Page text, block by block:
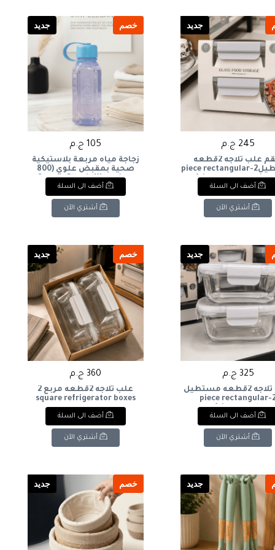
جديد
245 ج.م
طقم علب ثلاجه 2قطعه
مستطيل2-piece rectangular
refrigerator container
أضف الى السلة
أشتري الآن
خصم جديد
105 ج.م
زجاجة مياه مربعة بلاستيكية
صحية بمقبض علوي (800
مل)Square Plastic Water
Bottle with Top Handle (800
ml)
أضف الى السلة
أشتري الآن
جديد
325 ج.م
علبه ثلاجه 2قطعه مستطيل
2-piece rectangular
refrigerator box
أضف الى السلة
أشتري الآن
خصم جديد
360 ج.م
علب ثلاجه 2قطعه مربع 2
square refrigerator boxes
أضف الى السلة
أشتري الآن
جديد خصم جديد